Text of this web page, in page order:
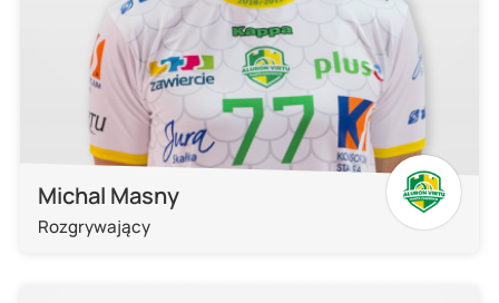
Michal Masny
Rozgrywający